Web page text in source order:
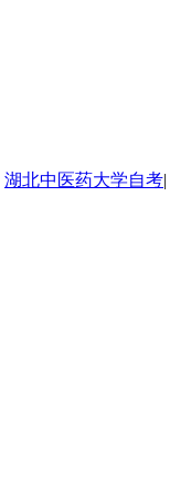
湖北中医药大学自考|